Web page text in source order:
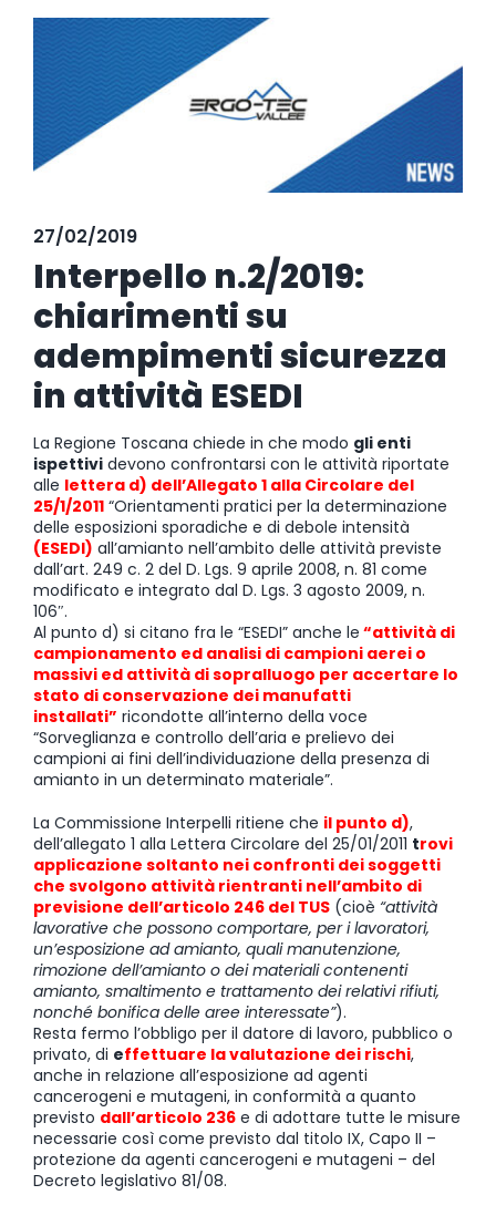
EVENTI NOVITÀ
Ingrandisci
immagine
27/02/2019
Interpello n.2/2019:
chiarimenti su
adempimenti sicurezza
in attività ESEDI
La Regione Toscana chiede in che modo gli enti
ispettivi devono confrontarsi con le attività riportate
alle lettera d) dell’Allegato 1 alla Circolare del
25/1/2011 “Orientamenti pratici per la determinazione
delle esposizioni sporadiche e di debole intensità
(ESEDI) all’amianto nell’ambito delle attività previste
dall’art. 249 c. 2 del D. Lgs. 9 aprile 2008, n. 81 come
modificato e integrato dal D. Lgs. 3 agosto 2009, n.
106″.
Al punto d) si citano fra le “ESEDI” anche le “attività di
campionamento ed analisi di campioni aerei o
massivi ed attività di sopralluogo per accertare lo
stato di conservazione dei manufatti
installati” ricondotte all’interno della voce
“Sorveglianza e controllo dell’aria e prelievo dei
campioni ai fini dell’individuazione della presenza di
amianto in un determinato materiale”.
La Commissione Interpelli ritiene che il punto d),
dell’allegato 1 alla Lettera Circolare del 25/01/2011 trovi
applicazione soltanto nei confronti dei soggetti
che svolgono attività rientranti nell’ambito di
previsione dell’articolo 246 del TUS (cioè “attività
lavorative che possono comportare, per i lavoratori,
un’esposizione ad amianto, quali manutenzione,
rimozione dell’amianto o dei materiali contenenti
amianto, smaltimento e trattamento dei relativi rifiuti,
nonché bonifica delle aree interessate”).
Resta fermo l’obbligo per il datore di lavoro, pubblico o
privato, di effettuare la valutazione dei rischi,
anche in relazione all’esposizione ad agenti
cancerogeni e mutageni, in conformità a quanto
previsto dall’articolo 236 e di adottare tutte le misure
necessarie così come previsto dal titolo IX, Capo II –
protezione da agenti cancerogeni e mutageni – del
Decreto legislativo 81/08.